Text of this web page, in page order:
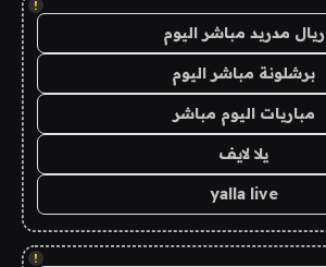
!
ريال مدريد مباشر اليوم
برشلونة مباشر اليوم
مباريات اليوم مباشر
يلا لايف
yalla live
!